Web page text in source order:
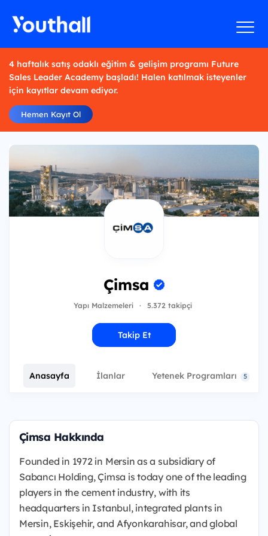
4 haftalık satış odaklı eğitim & gelişim programı Future
Sales Leader Academy başladı! Halen katılmak isteyenler
için kayıtlar devam ediyor.
Hemen Kayıt Ol
Çimsa
Yapı Malzemeleri · 5.372 takipçi
Takip Et
Anasayfa İlanlar Yetenek Programları 5
Çimsa Hakkında
Founded in 1972 in Mersin as a subsidiary of
Sabancı Holding, Çimsa is today one of the leading
players in the cement industry, with its
headquarters in Istanbul, integrated plants in
Mersin, Eskişehir, and Afyonkarahisar, and global